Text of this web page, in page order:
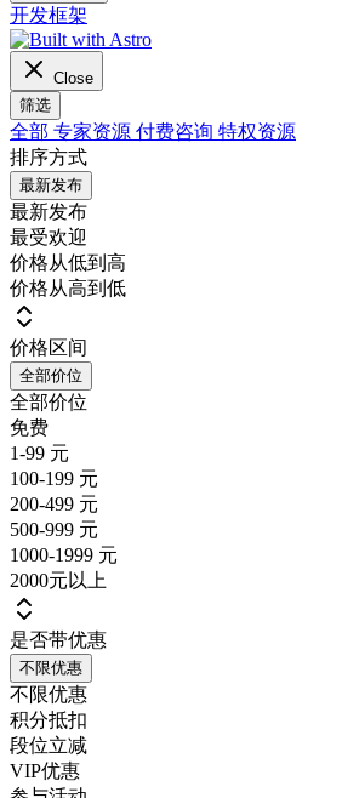
开发框架
Close
筛选
全部 专家资源 付费咨询 特权资源
排序方式
最新发布
最新发布
最受欢迎
价格从低到高
价格从高到低
价格区间
全部价位
全部价位
免费
1-99 元
100-199 元
200-499 元
500-999 元
1000-1999 元
2000元以上
是否带优惠
不限优惠
不限优惠
积分抵扣
段位立减
VIP优惠